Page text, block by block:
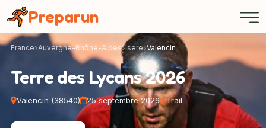
Preparun
France Auvergne-Rhône-Alpes Isere Valencin
Terre des Lycans 2026
Valencin (38540) 25 septembre 2026 Trail
Panneau de gestion des cookies